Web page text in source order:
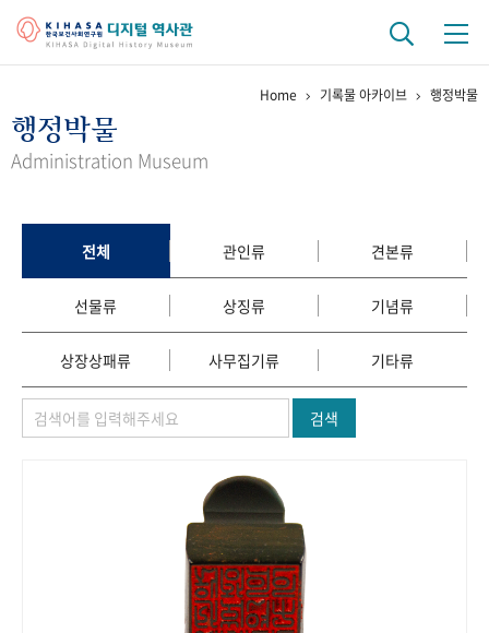
걸어온 길 기관 변천사
정책과 연구 키워드로 보는 연구 역사
연구자들
간행물 변천사
기록물 아카이브
사진 아카이브 문서 기록물 행정박물 영상 기록물
숫자로 보는 50년 50+1
Home 기록물 아카이브 행정박물
행정박물
Administration Museum
전체 관인류 견본류
선물류 상징류 기념류
상장상패류 사무집기류 기타류
검색